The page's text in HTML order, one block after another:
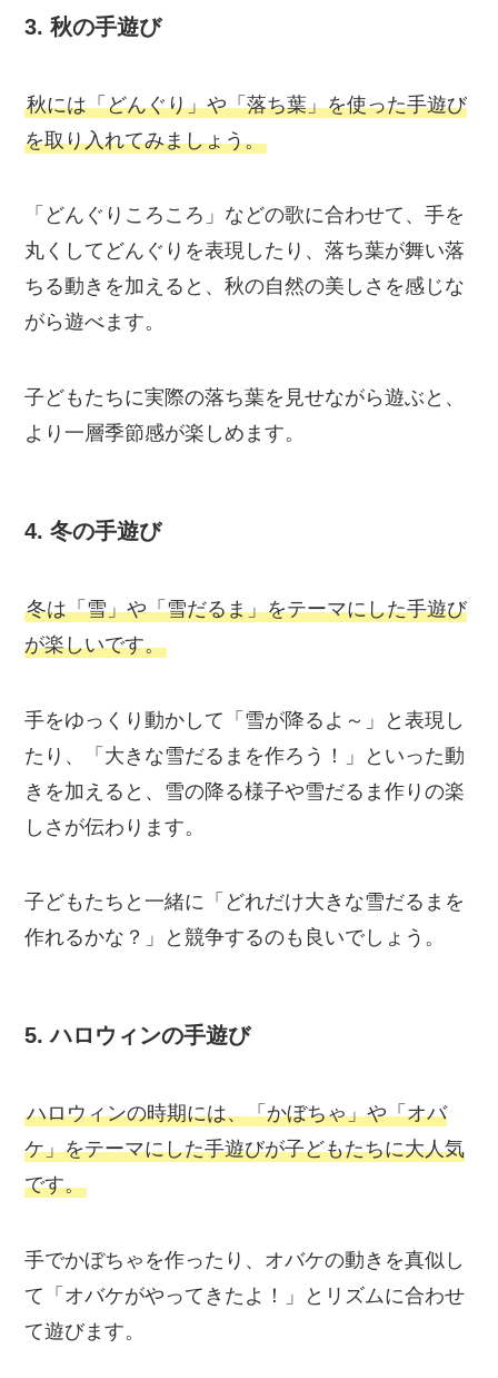
3.秋の手遊び
秋には「どんぐり」や「落ち葉」を使った手遊び
を取り入れてみましょう。
「どんぐりころころ」などの歌に合わせて、手を
丸くしてどんぐりを表現したり、落ち葉が舞い落
ちる動きを加えると、秋の自然の美しさを感じな
がら遊べます。
子どもたちに実際の落ち葉を見せながら遊ぶと、
より一層季節感が楽しめます。
4.冬の手遊び
冬は「雪」や「雪だるま」をテーマにした手遊び
が楽しいです。
手をゆっくり動かして「雪が降るよ～」と表現し
たり、「大きな雪だるまを作ろう！」といった動
きを加えると、雪の降る様子や雪だるま作りの楽
しさが伝わります。
子どもたちと一緒に「どれだけ大きな雪だるまを
作れるかな？」と競争するのも良いでしょう。
5.ハロウィンの手遊び
ハロウィンの時期には、「かぼちゃ」や「オバ
ケ」をテーマにした手遊びが子どもたちに大人気
です。
手でかぼちゃを作ったり、オバケの動きを真似し
て「オバケがやってきたよ！」とリズムに合わせ
て遊びます。